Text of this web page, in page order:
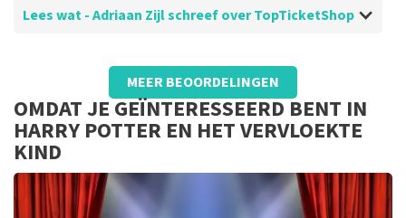
Lees wat - Adriaan Zijl schreef over TopTicketShop
Beoordeling van - Adriaan Zijl overTopTicketShop
Lekker makkelijk en goed
MEER BEOORDELINGEN
OMDAT JE GEÏNTERESSEERD BENT IN
HARRY POTTER EN HET VERVLOEKTE
KIND